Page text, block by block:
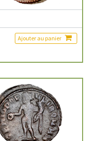
Ajouter au panier